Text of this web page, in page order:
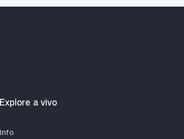
Explore a vivo
Info